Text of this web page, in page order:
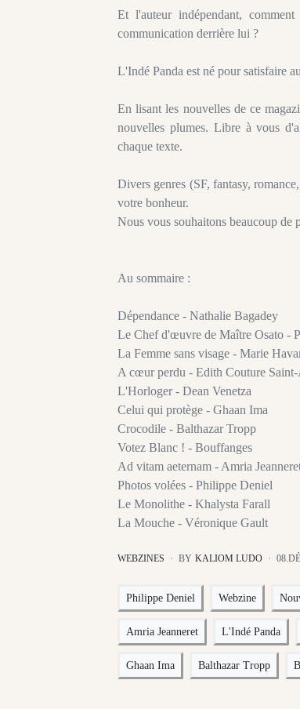
Et l'auteur indépendant,
communication derrière lui ?
L'Indé Panda est né pour satisfaire
En lisant les nouvelles de ce
nouvelles plumes. Libre à vous
chaque texte.
Divers genres (SF, fantasy,
votre bonheur.
Nous vous souhaitons beaucoup de
Au sommaire :
Dépendance - Nathalie Bagadey
Le Chef d'œuvre de Maître Osato -
La Femme sans visage - Marie
A cœur perdu - Edith Couture
L'Horloger - Dean Venetza
Celui qui protège - Ghaan Ima
Crocodile - Balthazar Tropp
Votez Blanc ! - Bouffanges
Ad vitam aeternam - Amria
Photos volées - Philippe Deniel
Le Monolithe - Khalysta Farall
La Mouche - Véronique Gault
WEBZINES BY KALIOM LUDO
Philippe Deniel Webzine
Amria Jeanneret L'Indé Panda
Ghaan Ima Balthazar Tropp